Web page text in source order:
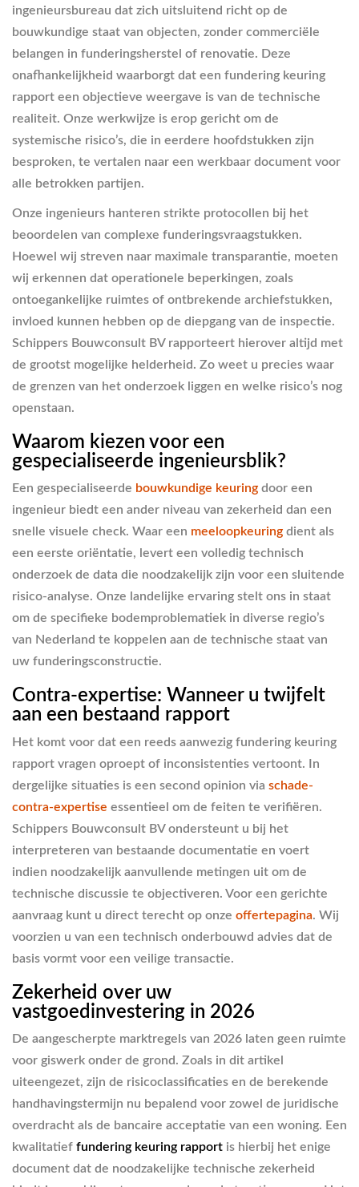
ingenieursbureau dat zich uitsluitend richt op de
bouwkundige staat van objecten, zonder commerciële
belangen in funderingsherstel of renovatie. Deze
onafhankelijkheid waarborgt dat een fundering keuring
rapport een objectieve weergave is van de technische
realiteit. Onze werkwijze is erop gericht om de
systemische risico’s, die in eerdere hoofdstukken zijn
besproken, te vertalen naar een werkbaar document voor
alle betrokken partijen.
Onze ingenieurs hanteren strikte protocollen bij het
beoordelen van complexe funderingsvraagstukken.
Hoewel wij streven naar maximale transparantie, moeten
wij erkennen dat operationele beperkingen, zoals
ontoegankelijke ruimtes of ontbrekende archiefstukken,
invloed kunnen hebben op de diepgang van de inspectie.
Schippers Bouwconsult BV rapporteert hierover altijd met
de grootst mogelijke helderheid. Zo weet u precies waar
de grenzen van het onderzoek liggen en welke risico’s nog
openstaan.
Waarom kiezen voor een
gespecialiseerde ingenieursblik?
Een gespecialiseerde bouwkundige keuring door een
ingenieur biedt een ander niveau van zekerheid dan een
snelle visuele check. Waar een meeloopkeuring dient als
een eerste oriëntatie, levert een volledig technisch
onderzoek de data die noodzakelijk zijn voor een sluitende
risico-analyse. Onze landelijke ervaring stelt ons in staat
om de specifieke bodemproblematiek in diverse regio’s
van Nederland te koppelen aan de technische staat van
uw funderingsconstructie.
Contra-expertise: Wanneer u twijfelt
aan een bestaand rapport
Het komt voor dat een reeds aanwezig fundering keuring
rapport vragen oproept of inconsistenties vertoont. In
dergelijke situaties is een second opinion via schade-
contra-expertise essentieel om de feiten te verifiëren.
Schippers Bouwconsult BV ondersteunt u bij het
interpreteren van bestaande documentatie en voert
indien noodzakelijk aanvullende metingen uit om de
technische discussie te objectiveren. Voor een gerichte
aanvraag kunt u direct terecht op onze offertepagina. Wij
voorzien u van een technisch onderbouwd advies dat de
basis vormt voor een veilige transactie.
Zekerheid over uw
vastgoedinvestering in 2026
De aangescherpte marktregels van 2026 laten geen ruimte
voor giswerk onder de grond. Zoals in dit artikel
uiteengezet, zijn de risicoclassificaties en de berekende
handhavingstermijn nu bepalend voor zowel de juridische
overdracht als de bancaire acceptatie van een woning. Een
kwalitatief fundering keuring rapport is hierbij het enige
document dat de noodzakelijke technische zekerheid